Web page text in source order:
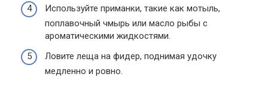
Используйте приманки, такие как мотыль,
поплавочный чмырь или масло рыбы с
ароматическими жидкостями.
Ловите леща на фидер, поднимая удочку
медленно и ровно.